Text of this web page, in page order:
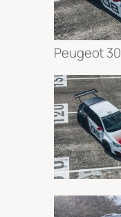
Peugeot